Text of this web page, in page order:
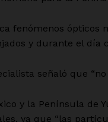
fenómenos ópticos
y durante el día
señaló que
y la Península de
ya que “las